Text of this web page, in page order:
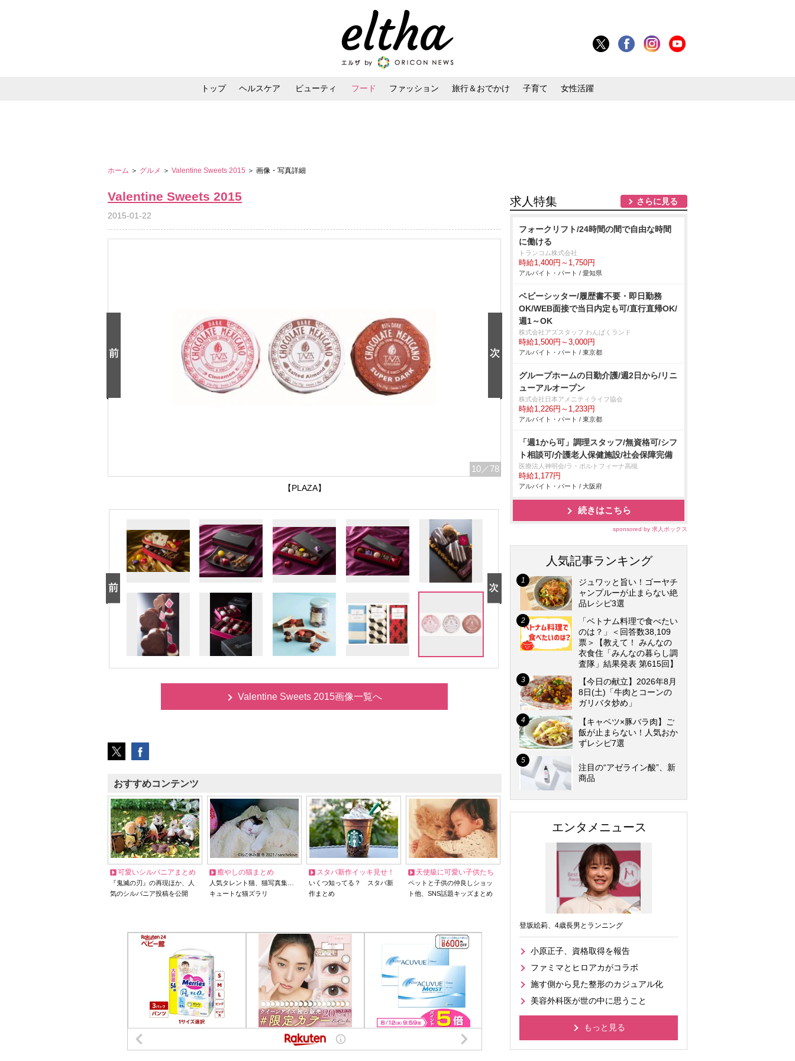
トップ ヘルスケア ビューティ フード ファッション 旅行＆おでかけ 子育て 女性活躍
ホーム ＞ グルメ ＞ Valentine Sweets 2015 ＞ 画像・写真詳細
Valentine Sweets 2015
2015-01-22
10 ／78
【PLAZA】
Valentine Sweets 2015画像一覧へ
おすすめコンテンツ
可愛いシルバニアまとめ
『鬼滅の刃』の再現ほか、人
気のシルバニア投稿を公開
癒やしの猫まとめ
人気タレント猫、猫写真集…
キュートな猫ズラリ
スタバ新作イッキ見せ！
いくつ知ってる？ スタバ新
作まとめ
天使級に可愛い子供たち
ペットと子供の仲良しショッ
ト他、SNS話題キッズまとめ
求人特集 さらに見る
フォークリフト/24時間の間で自由な時間
に働ける
トランコム株式会社
時給1,400円～1,750円
アルバイト・パート / 愛知県
ベビーシッター/履歴書不要・即日勤務
OK/WEB面接で当日内定も可/直行直帰OK/
週1～OK
株式会社アズスタッフ わんぱくランド
時給1,500円～3,000円
アルバイト・パート / 東京都
グループホームの日勤介護/週2日から/リニ
ューアルオープン
株式会社日本アメニティライフ協会
時給1,226円～1,233円
アルバイト・パート / 東京都
「週1から可」調理スタッフ/無資格可/シフ
ト相談可/介護老人保健施設/社会保障完備
医療法人神明会/ラ・ポルトフィーナ高槻
時給1,177円
アルバイト・パート / 大阪府
続きはこちら
sponsored by 求人ボックス
人気記事ランキング
ジュワッと旨い！ゴーヤチ
ャンプルーが止まらない絶
品レシピ3選
「ベトナム料理で食べたい
のは？」＜回答数38,109
票＞【教えて！ みんなの
衣食住「みんなの暮らし調
査隊」結果発表 第615回】
【今日の献立】2026年8月
8日(土)「牛肉とコーンの
ガリバタ炒め」
【キャベツ×豚バラ肉】ご
飯が止まらない！人気おか
ずレシピ7選
注目の“アゼライン酸”、新
商品
エンタメニュース
登坂絵莉、4歳長男とランニング
小原正子、資格取得を報告
ファミマとヒロアカがコラボ
施す側から見た整形のカジュアル化
美容外科医が世の中に思うこと
もっと見る